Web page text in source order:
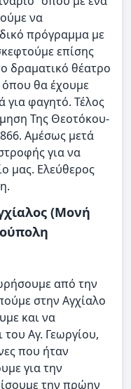
να
πρόγραμμα με
επίσης
δραματικό θέατρο
θα έχουμε
φαγητό. Τέλος
Της Θεοτόκου-
Αμέσως μετά
για να
μας. Ελεύθερος
(Μονή
από την
στην Αγχίαλο
και να
Αγ. Γεωργίου,
που ήταν
για την
την πρώην